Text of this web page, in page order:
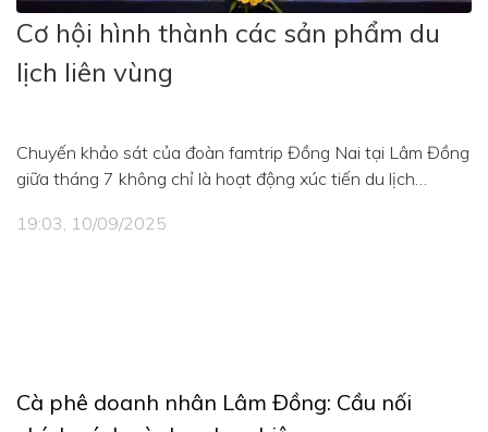
Cơ hội hình thành các sản phẩm du
lịch liên vùng
Chuyến khảo sát của đoàn famtrip Đồng Nai tại Lâm Đồng
giữa tháng 7 không chỉ là hoạt động xúc tiến du lịch
doanh nghiệp, khảo sát sản phẩm và mở ra những hành
19:03, 10/09/2025
Cà phê doanh nhân Lâm Đồng: Cầu nối